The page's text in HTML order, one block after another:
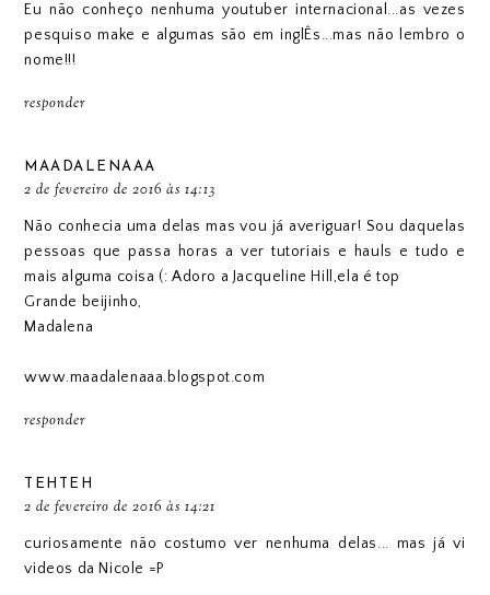
Eu não conheço nenhuma youtuber internacional...as vezes
pesquiso make e algumas são em inglÊs...mas não lembro o
nome!!!
responder
MAADALENAAA
2 de fevereiro de 2016 às 14:13
Não conhecia uma delas mas vou já averiguar! Sou daquelas
pessoas que passa horas a ver tutoriais e hauls e tudo e
mais alguma coisa (: Adoro a Jacqueline Hill,ela é top
Grande beijinho,
Madalena
www.maadalenaaa.blogspot.com
responder
TEHTEH
2 de fevereiro de 2016 às 14:21
curiosamente não costumo ver nenhuma delas... mas já vi
videos da Nicole =P